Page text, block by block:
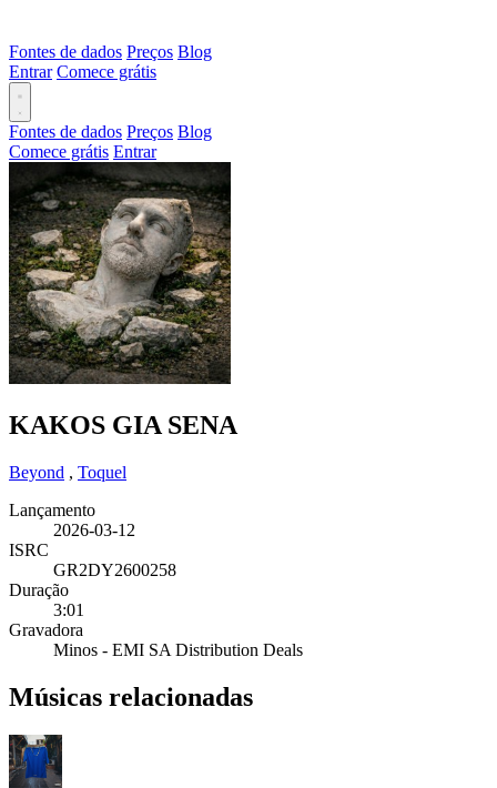
Fontes de dados Preços Blog
Entrar Comece grátis
Fontes de dados Preços Blog
Comece grátis Entrar
KAKOS GIA SENA
Beyond , Toquel
Lançamento
2026-03-12
ISRC
GR2DY2600258
Duração
3:01
Gravadora
Minos - EMI SA Distribution Deals
Músicas relacionadas